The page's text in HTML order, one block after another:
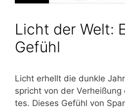
Licht der Welt:
Gefühl
Licht erhellt die dunk­le
spricht von der
tes. Die­ses Gefühl von